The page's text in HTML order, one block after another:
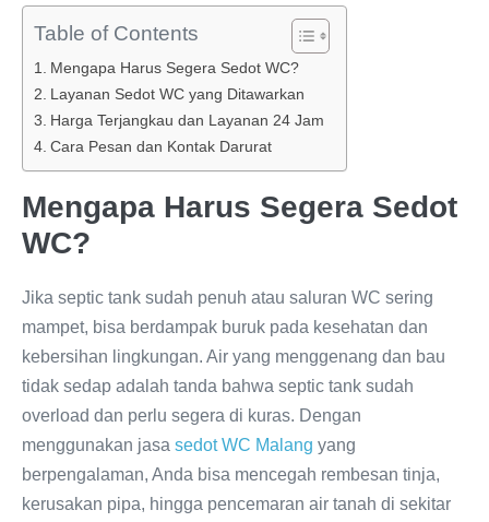
Table of Contents
Mengapa Harus Segera Sedot WC?
Layanan Sedot WC yang Ditawarkan
Harga Terjangkau dan Layanan 24 Jam
Cara Pesan dan Kontak Darurat
Mengapa Harus Segera Sedot
WC?
Jika septic tank sudah penuh atau saluran WC sering
mampet, bisa berdampak buruk pada kesehatan dan
kebersihan lingkungan. Air yang menggenang dan bau
tidak sedap adalah tanda bahwa septic tank sudah
overload dan perlu segera di kuras. Dengan
menggunakan jasa sedot WC Malang yang
berpengalaman, Anda bisa mencegah rembesan tinja,
kerusakan pipa, hingga pencemaran air tanah di sekitar